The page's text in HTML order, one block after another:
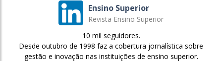
Ensino Superior
Revista Ensino Superior
10 mil seguidores.
Desde outubro de 1998 faz a cobertura jornalística sobre
gestão e inovação nas instituições de ensino superior.